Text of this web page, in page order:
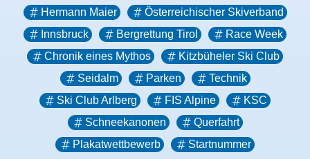
Hermann Maier
Österreichischer Skiverband
Innsbruck
Bergrettung Tirol
Race Week
Chronik eines Mythos
Kitzbüheler Ski Club
Seidalm
Parken
Technik
Ski Club Arlberg
FIS Alpine
KSC
Schneekanonen
Querfahrt
Plakatwettbewerb
Startnummer